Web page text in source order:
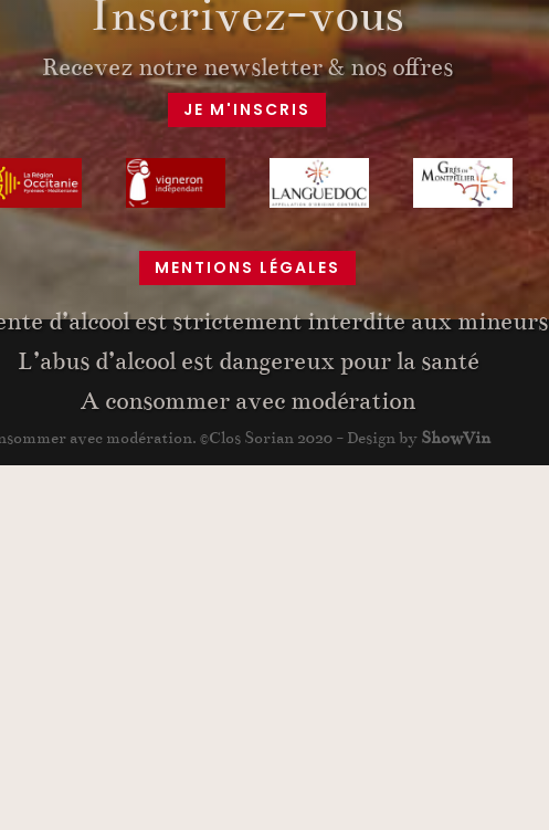
Inscrivez-vous
Recevez notre newsletter & nos offres
JE M'INSCRIS
MENTIONS LÉGALES
d’alcool est strictement interdite aux mineurs
L’abus d’alcool est dangereux pour la santé
A consommer avec modération
avec modération. ©Clos Sorian 2020 - Design by ShowVin